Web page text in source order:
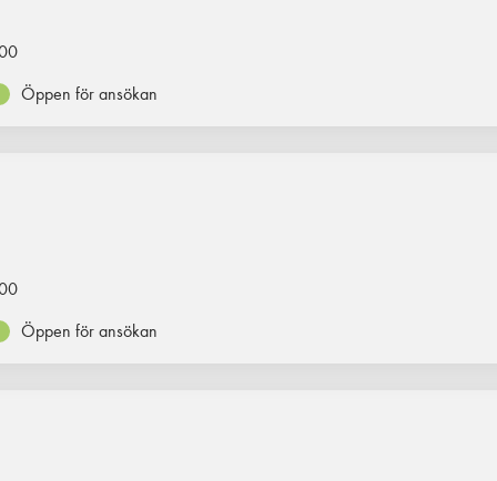
Öppen för ansökan
Öppen för ansökan